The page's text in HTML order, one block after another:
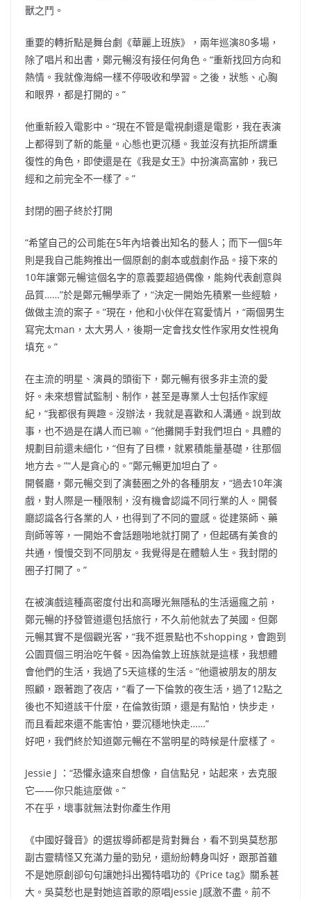
獸之鬥。
重要的轉折點是舞台劇《華麗上班族》，兩年巡演80多場，
除了唱片和出書，鄭元暢沒有接任何角色。“重新找回方向和
熱情。我就像海綿一樣不停吸收和學習。之後，狀態、心胸
和眼界，都是打開的。”
他重新殺入電影中。“現在不管是電視劇還是電影，我在表演
上都得到了新的能量。心態也更沉穩。我並沒有抗拒所謂重
復性的角色，即使還是在《我是女王》中扮演高富帥，我已
經和之前完全不一樣了。”
封閉的圈子終於打開
“希望自己的公司能在5年內培養出知名的藝人；而下一個5年
則是我自己能夠推出一個原創的劇本或戲劇作品。接下來的
10年讓‘鄭元暢’這個名字的意義要超過偶像，能夠代表創意與
品質……”於是鄭元暢學乖了，“決定一開始先積累一些經驗，
做做主流的案子。”現在，他和小伙伴在寫愛情片，“兩個男生
寫完太man，太大男人，後期一定會找女性作家用女性視角
填充。”
在主流的明星、演員的頭銜下，鄭元暢有很多非主流的愛
好。未來想嘗試監制、制作，甚至是專業人士包括作家經
紀，“我都很有興趣。沒辦法，我就是喜歡和人溝通。說到故
事，也不過是在講人而已嘛。”他攤開手對我們坦白。具體的
規劃目前還未細化，“但有了目標，就累積能量基礎，往那個
地方去。”“人是貪心的。”鄭元暢更加坦白了。
開餐廳，鄭元暢交到了演藝圈之外的各種朋友，“過去10年演
戲，對人際是一種限制，沒有機會認識不同行業的人。開餐
廳認識各行各業的人，也得到了不同的靈感。從建築師、藥
劑師等等，一開始不會話題啪地就打開了，但起碼有美食的
共通，慢慢交到不同朋友。我覺得是在體驗人生。我封閉的
圈子打開了。”
在被演戲這種高密度付出和高曝光無隱私的生活逼瘋之前，
鄭元暢的抒發管道還包括旅行，不久前他就去了英國。但鄭
元暢其實不是個觀光客，“我不逛景點也不shopping，會跑到
公園買個三明治吃午餐。因為倫敦上班族就是這樣，我想體
會他們的生活，我過了5天這樣的生活。”他還被朋友的朋友
照顧，跟著跑了夜店，“看了一下倫敦的夜生活，過了12點之
後也不知道該干什麼，在倫敦街頭，還是有點怕，快步走，
而且看起來還不能害怕，要沉穩地快走……”
好吧，我們終於知道鄭元暢在不當明星的時候是什麼樣了。
Jessie J ：“恐懼永遠來自想像，自信點兒，站起來，去克服
它——你只能這麼做。”
不在乎，壞事就無法對你產生作用
《中國好聲音》的選拔導師都是背對舞台，看不到吳莫愁那
副古靈精怪又充滿力量的勁兒，還紛紛轉身叫好，跟那首雖
不是她原創卻句句讓她抖出獨特唱功的《Price tag》關系甚
大。吳莫愁也是對她這首歌的原唱Jessie J感激不盡。前不